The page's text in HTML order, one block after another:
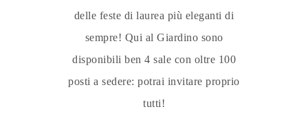
delle feste di laurea più eleganti di
sempre! Qui al Giardino sono
disponibili ben 4 sale con oltre 100
posti a sedere: potrai invitare proprio
tutti!